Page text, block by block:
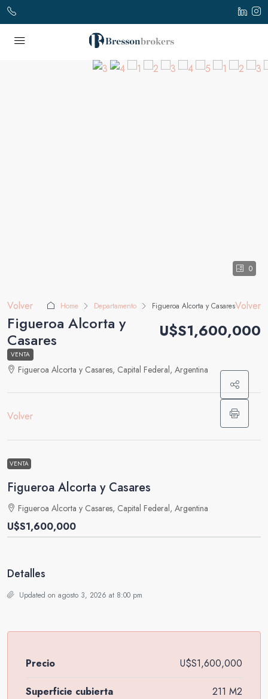
0
Volver Home Departamento Figueroa Alcorta y CasaresVolver
Figueroa Alcorta y
Casares
U$S1,600,000
VENTA
Figueroa Alcorta y Casares, Capital Federal, Argentina
Volver
VENTA
Figueroa Alcorta y Casares
Figueroa Alcorta y Casares, Capital Federal, Argentina
U$S1,600,000
Detalles
Updated on agosto 3, 2026 at 8:00 pm
Precio U$S1,600,000
Superficie cubierta 211 M2